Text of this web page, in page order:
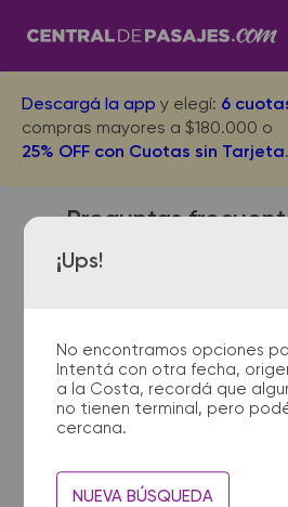
Descargá la app y elegí: 6
compras mayores a $180.000 o
25% OFF con Cuotas sin Tarjeta.
¡Ups!
No encontramos opciones
Intentá con otra fecha,
a la Costa, recordá que
no tienen terminal, pero
cercana.
NUEVA BÚSQUEDA
Preguntas
viaje desde La Paz
Colectora
¿Dónde quedan las
terminales de micro
a Moreno
La terminal de ómnibus